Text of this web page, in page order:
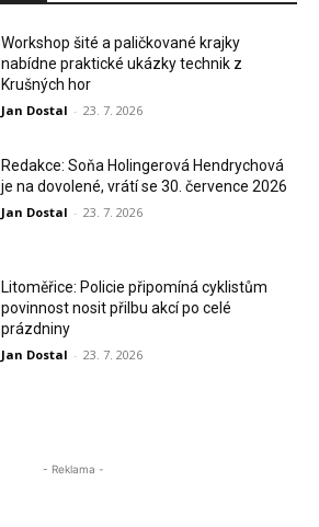
Workshop šité a paličkované krajky
nabídne praktické ukázky technik z
Krušných hor
Jan Dostal - 23. 7. 2026
Redakce: Soňa Holingerová Hendrychová
je na dovolené, vrátí se 30. července 2026
Jan Dostal - 23. 7. 2026
Litoměřice: Policie připomíná cyklistům
povinnost nosit přilbu akcí po celé
prázdniny
Jan Dostal - 23. 7. 2026
- Reklama -